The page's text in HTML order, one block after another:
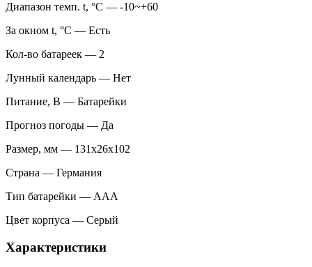
Диапазон темп. t, °С — -10~+60
За окном t, °С — Есть
Кол-во батареек — 2
Лунный календарь — Нет
Питание, В — Батарейки
Прогноз погоды — Да
Размер, мм — 131x26x102
Страна — Германия
Тип батарейки — AAA
Цвет корпуса — Серый
Характеристики